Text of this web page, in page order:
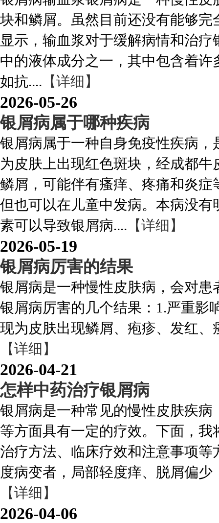
块和鳞屑。虽然目前还没有能够
显示，输血浆对于缓解病情和治
中的液体成分之一，其中包含着
如抗.... 【详细】
2026-05-26
银屑病属于哪种疾病
银屑病属于一种自身免疫性疾病
为皮肤上出现红色斑块，经成都
鳞屑，可能伴有瘙痒、疼痛和炎
但也可以在儿童中发病。本病没
素可以导致银屑病.... 【详细】
2026-05-19
银屑病厉害的结果
银屑病是一种慢性皮肤病，会对
银屑病厉害的几个结果：1.严重影
现为皮肤出现鳞屑、疱疹、发红
【详细】
2026-04-21
怎样中药治疗银屑病
银屑病是一种常见的慢性皮肤疾
等方面具有一定的疗效。下面，
治疗方法、临床疗效和注意事项
度病变者，局部轻度痒、脱屑偏少
【详细】
2026-04-06